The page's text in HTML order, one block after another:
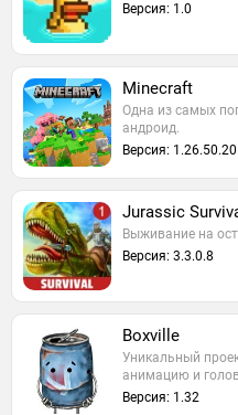
Версия: 1.0
Minecraft
Одна из самых
андроид.
Версия: 1.26.50.20
Jurassic
Выживание на
Версия: 3.3.0.8
Boxville
Уникальный
анимацию и
Версия: 1.32